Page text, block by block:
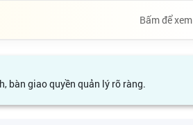
Bấm để xem
bàn giao quyền quản lý rõ ràng.